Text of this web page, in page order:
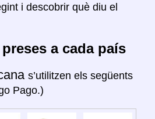
i descobrir què diu el
a cada país
s’utilitzen els següents
Pago.)